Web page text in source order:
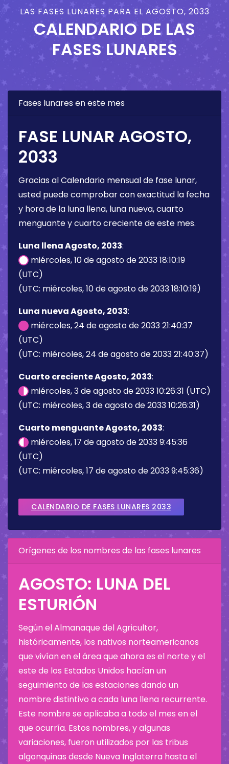
LAS FASES LUNARES PARA EL AGOSTO, 2033
CALENDARIO DE LAS
FASES LUNARES
Fases lunares en este mes
FASE LUNAR AGOSTO,
2033
Gracias al Calendario mensual de fase lunar,
usted puede comprobar con exactitud la fecha
y hora de la luna llena, luna nueva, cuarto
menguante y cuarto creciente de este mes.
Luna llena Agosto, 2033:
miércoles, 10 de agosto de 2033 18:10:19
(UTC)
(UTC: miércoles, 10 de agosto de 2033 18:10:19)
Luna nueva Agosto, 2033:
miércoles, 24 de agosto de 2033 21:40:37
(UTC)
(UTC: miércoles, 24 de agosto de 2033 21:40:37)
Cuarto creciente Agosto, 2033:
miércoles, 3 de agosto de 2033 10:26:31 (UTC)
(UTC: miércoles, 3 de agosto de 2033 10:26:31)
Cuarto menguante Agosto, 2033:
miércoles, 17 de agosto de 2033 9:45:36
(UTC)
(UTC: miércoles, 17 de agosto de 2033 9:45:36)
CALENDARIO DE FASES LUNARES 2033
Orígenes de los nombres de las fases lunares
AGOSTO: LUNA DEL
ESTURIÓN
Según el Almanaque del Agricultor,
históricamente, los nativos norteamericanos
que vivían en el área que ahora es el norte y el
este de los Estados Unidos hacían un
seguimiento de las estaciones dando un
nombre distintivo a cada luna llena recurrente.
Este nombre se aplicaba a todo el mes en el
que ocurría. Estos nombres, y algunas
variaciones, fueron utilizados por las tribus
algonquinas desde Nueva Inglaterra hasta el